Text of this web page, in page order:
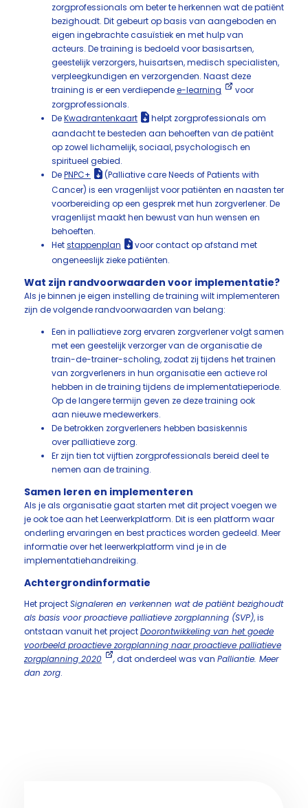
zorgprofessionals om beter te herkennen wat de patiënt
bezighoudt. Dit gebeurt op basis van aangeboden en
eigen ingebrachte casuïstiek en met hulp van
acteurs. De training is bedoeld voor basisartsen,
geestelijk verzorgers, huisartsen, medisch specialisten,
verpleegkundigen en verzorgenden. Naast deze
training is er een verdiependee-learning
voor
zorgprofessionals.
DeKwadrantenkaart
helpt zorgprofessionals om
aandacht te besteden aan behoeften van de patiënt
op zowel lichamelijk, sociaal, psychologisch en
spiritueel gebied.
DePNPC+
(Palliative care Needs of Patients with
Cancer) is een vragenlijst voor patiënten en naasten ter
voorbereiding op een gesprek met hun zorgverlener. De
vragenlijst maakt hen bewust van hun wensen en
behoeften.
Hetstappenplan
voor contact op afstand met
ongeneeslijk zieke patiënten.
Wat zijn randvoorwaarden voor implementatie?
Als je binnen je eigen instelling de training wilt implementeren
zijn de volgende randvoorwaarden van belang:
Een in palliatieve zorg ervaren zorgverlener volgt samen
met een geestelijk verzorger van de organisatie de
train-de-trainer-scholing, zodat zij tijdens het trainen
van zorgverleners in hun organisatie een actieve rol
hebben in de training tijdens de implementatieperiode.
Op de langere termijn geven ze deze training ook
aan nieuwe medewerkers.
De betrokken zorgverleners hebben basiskennis
over palliatieve zorg.
Er zijn tien tot vijftien zorgprofessionals bereid deel te
nemen aan de training.
Samen leren en implementeren
Als je als organisatie gaat starten met dit project voegen we
je ook toe aan het Leerwerkplatform. Dit is een platform waar
onderling ervaringen en best practices worden gedeeld. Meer
informatie over het leerwerkplatform vind je in de
implementatiehandreiking.
Achtergrondinformatie
Het projectSignaleren en verkennen wat de patiënt bezighoudt
als basis voor proactieve palliatieve zorgplanning (SVP), is
ontstaan vanuit het projectDoorontwikkeling van het goede
voorbeeld proactieve zorgplanning naar proactieve palliatieve
zorgplanning 2020
,dat onderdeel was van Palliantie. Meer
dan zorg.